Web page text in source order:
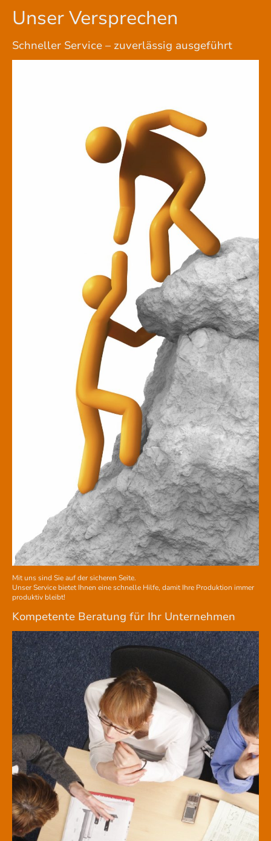
Unser Versprechen
Schneller Service – zuverlässig ausgeführt
Mit uns sind Sie auf der sicheren Seite.
Unser Service bietet Ihnen eine schnelle Hilfe, damit Ihre Produktion immer
produktiv bleibt!
Kompetente Beratung für Ihr Unternehmen